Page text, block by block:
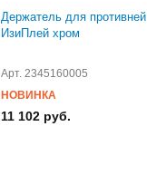
Держатель для противней
ИзиПлей хром
Арт. 2345160005
НОВИНКА
11 102 руб.